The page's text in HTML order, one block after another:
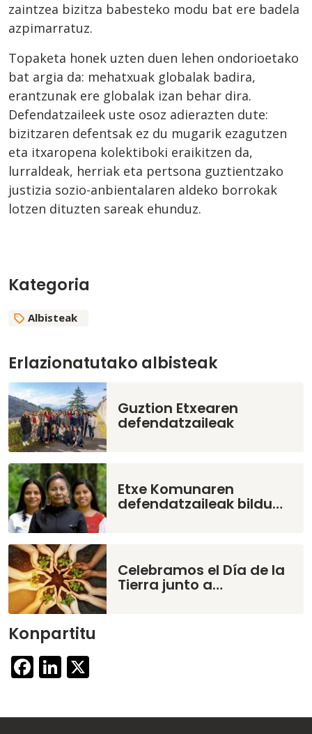
zaintzea bizitza babesteko modu bat ere badela
azpimarratuz.
Topaketa honek uzten duen lehen ondorioetako
bat argia da: mehatxuak globalak badira,
erantzunak ere globalak izan behar dira.
Defendatzaileek uste osoz adierazten dute:
bizitzaren defentsak ez du mugarik ezagutzen
eta itxaropena kolektiboki eraikitzen da,
lurraldeak, herriak eta pertsona guztientzako
justizia sozio-anbientalaren aldeko borrokak
lotzen dituzten sareak ehunduz.
Kategoria
Albisteak
Erlazionatutako albisteak
Guztion Etxearen
defendatzaileak
Etxe Komunaren
defendatzaileak bildu…
Celebramos el Día de la
Tierra junto a…
Konpartitu
Facebook
LinkedIn